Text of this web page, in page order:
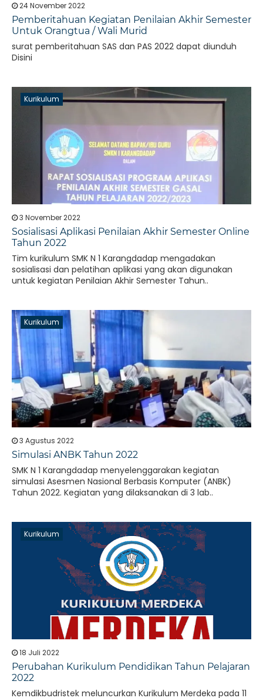
24 November 2022
Pemberitahuan Kegiatan Penilaian Akhir Semester
Untuk Orangtua / Wali Murid
surat pemberitahuan SAS dan PAS 2022 dapat diunduh
Disini
Kurikulum
3 November 2022
Sosialisasi Aplikasi Penilaian Akhir Semester Online
Tahun 2022
Tim kurikulum SMK N 1 Karangdadap mengadakan
sosialisasi dan pelatihan aplikasi yang akan digunakan
untuk kegiatan Penilaian Akhir Semester Tahun..
Kurikulum
3 Agustus 2022
Simulasi ANBK Tahun 2022
SMK N 1 Karangdadap menyelenggarakan kegiatan
simulasi Asesmen Nasional Berbasis Komputer (ANBK)
Tahun 2022. Kegiatan yang dilaksanakan di 3 lab..
Kurikulum
18 Juli 2022
Perubahan Kurikulum Pendidikan Tahun Pelajaran
2022
Kemdikbudristek meluncurkan Kurikulum Merdeka pada 11